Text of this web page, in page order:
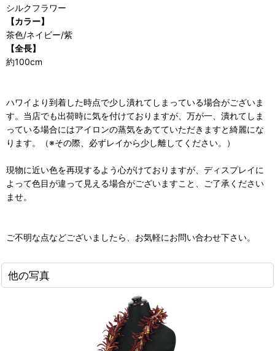
シルクフラワー
【カラー】
茶色/ネイビー/紫
【全長】
約100cm
ハワイより到着した時点で少し潰れてしまっている場合がございま
す。当店でも出荷時に気を付けておりますが、万が一、潰れてしま
っている場合にはアイロンの蒸気をあてていただきますと綺麗にな
ります。（※その際、必ずレイから少し離してください。）
現物に近い色を再現するよう心がけておりますが、ディスプレイに
よって色目が違って見える場合がございますこと、ご了承ください
ませ。
ご不明な点などございましたら、お気軽にお問い合わせ下さい。
他の写真